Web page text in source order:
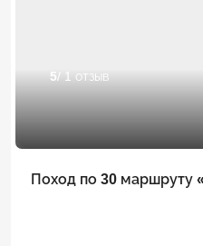
5/ 1 отзыв
Поход по 30 маршруту